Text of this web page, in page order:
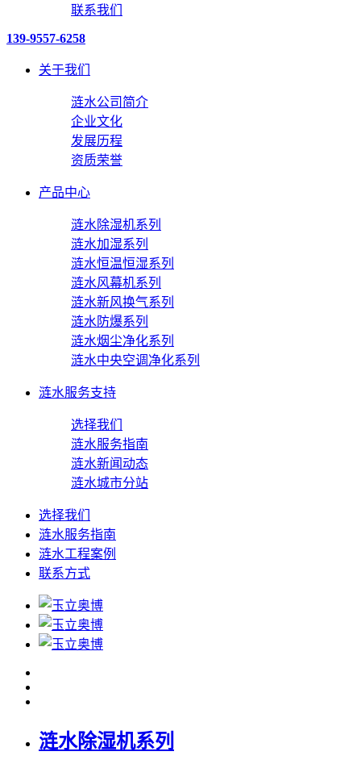
联系我们
139-9557-6258
关于我们
涟水公司简介
企业文化
发展历程
资质荣誉
产品中心
涟水除湿机系列
涟水加湿系列
涟水恒温恒湿系列
涟水风幕机系列
涟水新风换气系列
涟水防爆系列
涟水烟尘净化系列
涟水中央空调净化系列
涟水服务支持
选择我们
涟水服务指南
涟水新闻动态
涟水城市分站
选择我们
涟水服务指南
涟水工程案例
联系方式
涟水除湿机系列